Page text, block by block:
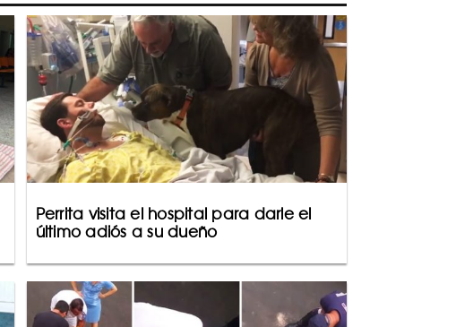
Perrita visita el hospital para darle el
último adiós a su dueño